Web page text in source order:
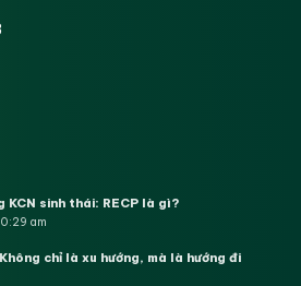
KCN sinh thái: RECP là gì?
am
chỉ là xu hướng, mà là hướng đi